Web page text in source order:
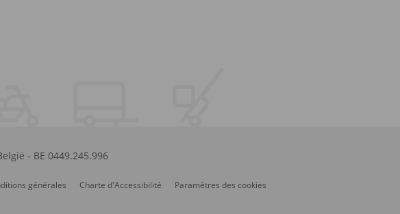
- BE 0449.245.996
générales Charte d'Accessibilité Paramètres des cookies